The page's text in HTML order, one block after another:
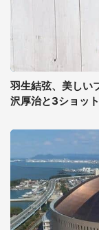
羽生結弦、美しい
沢厚治と3ショッ